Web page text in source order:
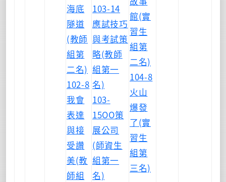
海底
隧道
(教師
組第
二名)
102-8
我會
表達
與接
受讚
美(教
師組
103-14
應試技巧
與考試策
略(教師
組第一
名)
103-
15OO策
展公司
(師資生
組第一
名)
館(實
習生
組第
二名)
104-8
火山
爆發
了(實
習生
組第
三名)